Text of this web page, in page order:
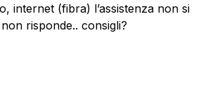
internet (fibra) l’assistenza non si
risponde.. consigli?